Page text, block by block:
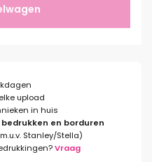
upload
in huis
en borduren
Stanley/Stella)
Vraag